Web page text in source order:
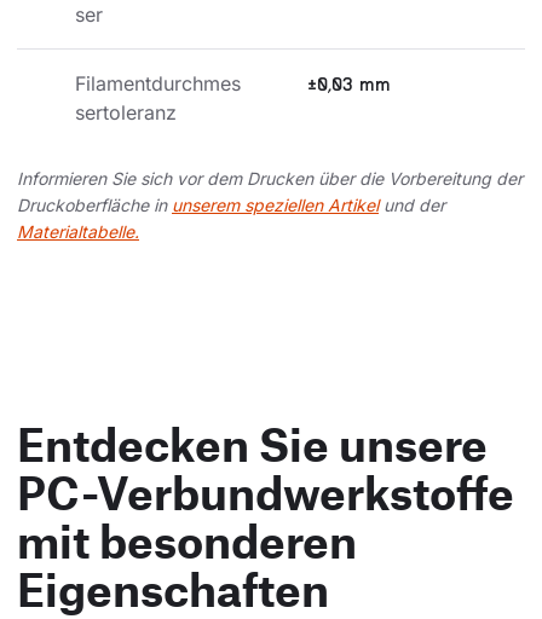
ser
Filamentdurchmes
sertoleranz
±0,03 mm
Informieren Sie sich vor dem Drucken über die Vorbereitung der
Druckoberfläche in unserem speziellen Artikelund der
Materialtabelle.
Entdecken Sie unsere
PC-Verbundwerkstoffe
mit besonderen
Eigenschaften